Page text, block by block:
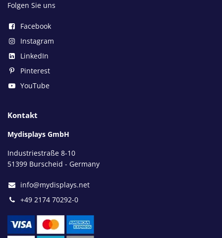
Folgen Sie uns
Facebook
Instagram
LinkedIn
Pinterest
YouTube
Kontakt
Mydisplays GmbH
Industriestraße 8-10
51399 Burscheid - Germany
info@mydisplays.net
+49 2174 70292-0